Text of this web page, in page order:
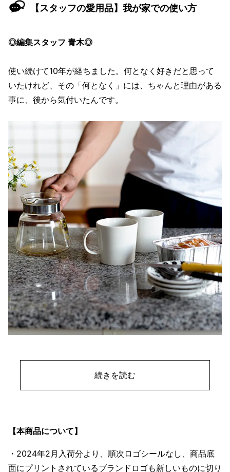
【スタッフの愛用品】我が家での使い方
◎編集スタッフ 青木◎
使い続けて10年が経ちました。何となく好きだと思って
いたけれど、その「何となく」には、ちゃんと理由がある
事に、後から気付いたんです。
続きを読む
【本商品について】
・2024年2月入荷分より、順次ロゴシールなし、商品底
面にプリントされているブランドロゴも新しいものに切り